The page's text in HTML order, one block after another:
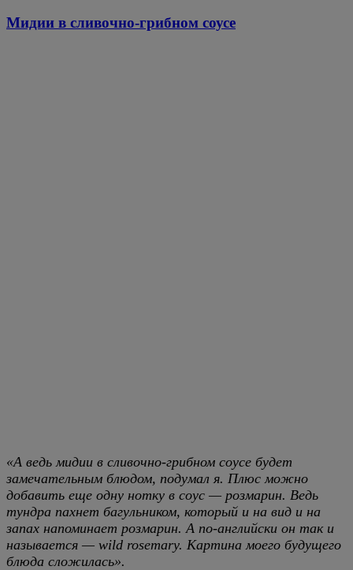
Мидии в сливочно-грибном соусе
«А ведь мидии в сливочно-грибном соусе будет
замечательным блюдом, подумал я. Плюс можно
добавить еще одну нотку в соус — розмарин. Ведь
тундра пахнет багульником, который и на вид и на
запах напоминает розмарин. А по-английски он так и
называется — wild rosemary. Картина моего будущего
блюда сложилась».